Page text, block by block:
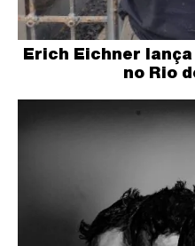
Erich Eichner lança
no Rio